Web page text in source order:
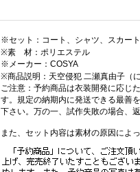
※セット：コート、シャツ、スカー
※素 材：ポリエステル
※メーカー：COSYA
※商品説明：天空侵犯 二瀬真由子（
ご注意：予約商品は衣装開発に応じ
す。規定の納期内に発送できる最善
下さい。万の一、試作失敗の場合、
また、セット内容は素材の原因によ